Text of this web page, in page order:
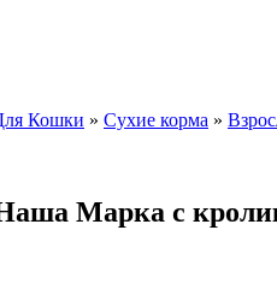
Кошки » Сухие корма »
Марка с